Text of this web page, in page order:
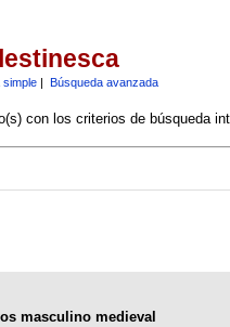
simple| Búsqueda avanzada
con los criterios de búsqueda
masculino medieval